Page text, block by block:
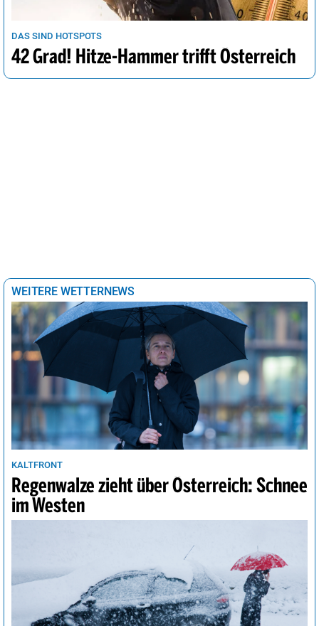
DAS SIND HOTSPOTS
42 Grad! Hitze-Hammer trifft Österreich
WEITERE WETTERNEWS
KALTFRONT
Regenwalze zieht über Österreich: Schnee
im Westen